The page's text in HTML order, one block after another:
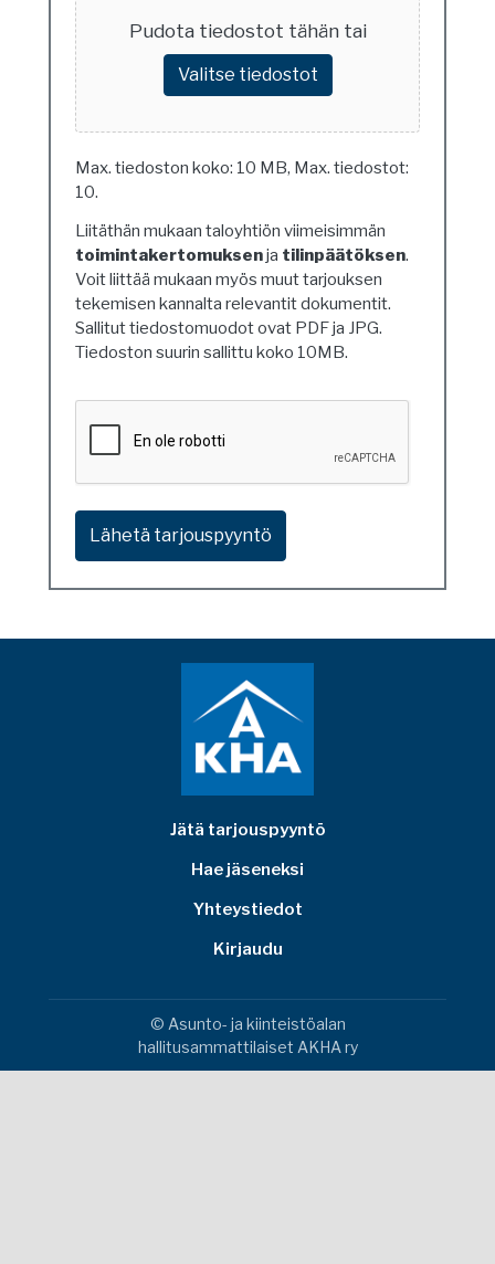
Pudota tiedostot tähän tai
Valitse tiedostot
Max. tiedoston koko: 10 MB, Max. tiedostot:
10.
Liitäthän mukaan taloyhtiön viimeisimmän
toimintakertomuksenja tilinpäätöksen.
Voit liittää mukaan myös muut tarjouksen
tekemisen kannalta relevantit dokumentit.
Sallitut tiedostomuodot ovat PDF ja JPG.
Tiedoston suurin sallittu koko 10MB.
Jätä tarjouspyyntö
Hae jäseneksi
Yhteystiedot
Kirjaudu
© Asunto- ja kiinteistöalan
hallitusammattilaiset AKHA ry